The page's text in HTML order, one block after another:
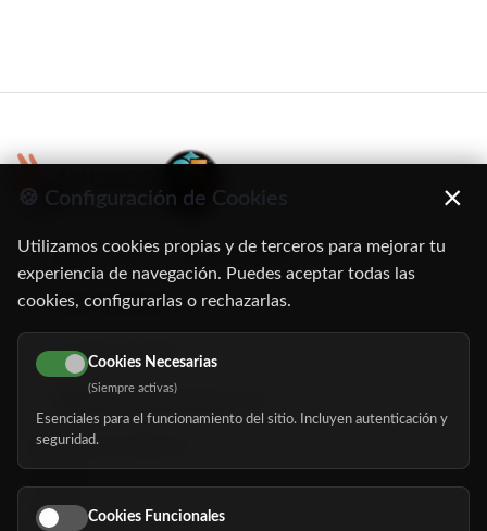
C/ Oruro, 11. 28016 Madrid
91 345 06 26
616 113 103
hola@mundomayor.com
Buscador de residencias
Eventos
🍪 Configuración de Cookies ×
Utilizamos cookies propias y de terceros para mejorar tu
experiencia de navegación. Puedes aceptar todas las
cookies, configurarlas o rechazarlas.
Cookies Necesarias
(Siempre activas)
Esenciales para el funcionamiento del sitio. Incluyen autenticación y
seguridad.
Cookies Funcionales